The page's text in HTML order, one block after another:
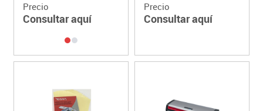
Precio
Consultar aquí
Precio
Consultar aquí